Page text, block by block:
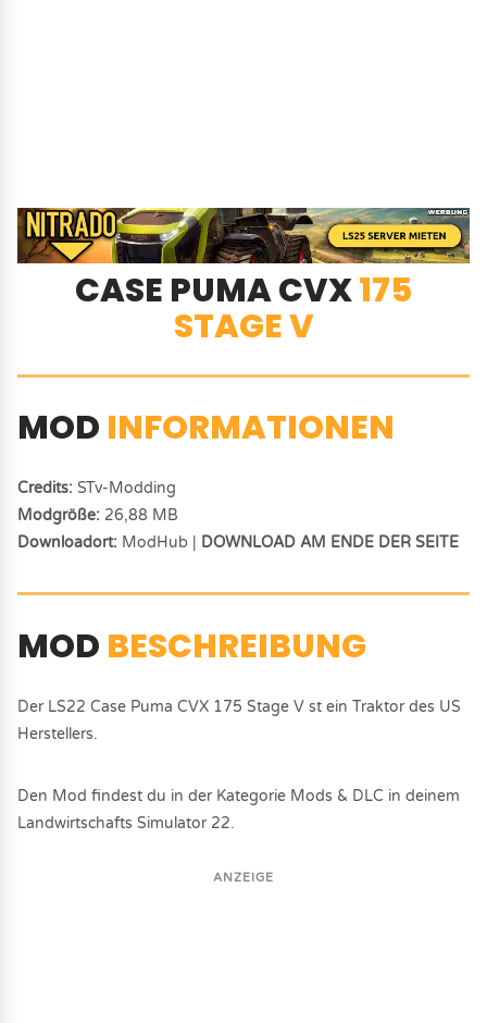
CASE PUMA CVX175
STAGE V
MOD INFORMATIONEN
Credits: STv-Modding
Modgröße: 26,88 MB
Downloadort: ModHub | DOWNLOAD AM ENDE DER SEITE
MOD BESCHREIBUNG
Der LS22 Case Puma CVX 175 Stage V st ein Traktor des US
Herstellers.
Den Mod findest du in der Kategorie Mods & DLC in deinem
Landwirtschafts Simulator 22.
ANZEIGE